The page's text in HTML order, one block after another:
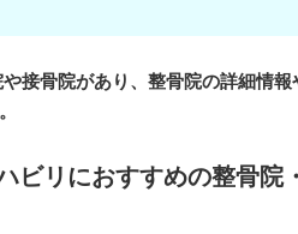
接骨院があり、整骨院の詳細情
ビリにおすすめの整骨院